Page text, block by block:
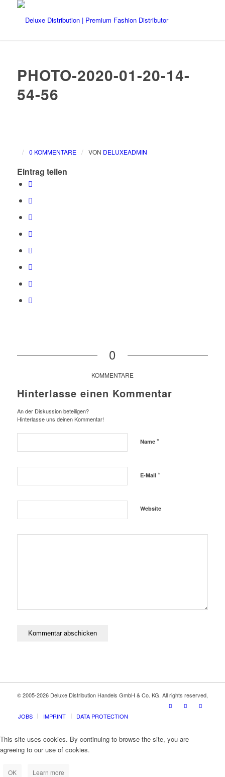
PHOTO-2020-01-20-14-
54-56
/ 0 KOMMENTARE / VON DELUXEADMIN
Eintrag teilen
0
KOMMENTARE
Hinterlasse einen Kommentar
An der Diskussion beteiligen?
Hinterlasse uns deinen Kommentar!
Name *
E-Mail *
Website
© 2005-2026 Deluxe Distribution Handels GmbH & Co. KG. All rights reserved,
JOBS IMPRINT DATA PROTECTION
This site uses cookies. By continuing to browse the site, you are
agreeing to our use of cookies.
OK Learn more